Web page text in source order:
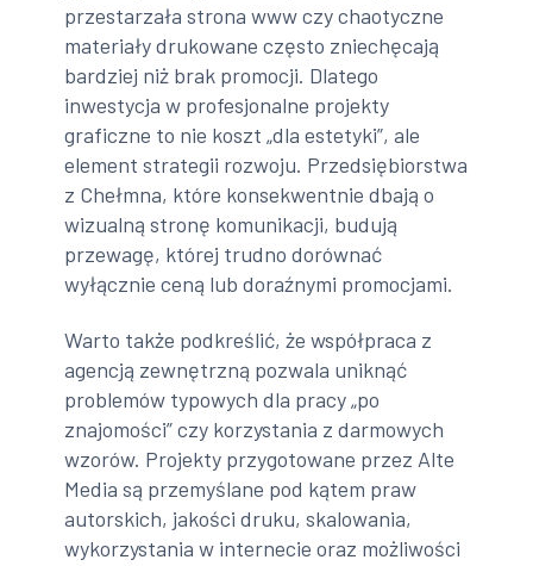
przestarzała strona www czy chaotyczne
materiały drukowane często zniechęcają
bardziej niż brak promocji. Dlatego
inwestycja w profesjonalne projekty
graficzne to nie koszt „dla estetyki”, ale
element strategii rozwoju. Przedsiębiorstwa
z Chełmna, które konsekwentnie dbają o
wizualną stronę komunikacji, budują
przewagę, której trudno dorównać
wyłącznie ceną lub doraźnymi promocjami.
Warto także podkreślić, że współpraca z
agencją zewnętrzną pozwala uniknąć
problemów typowych dla pracy „po
znajomości” czy korzystania z darmowych
wzorów. Projekty przygotowane przez Alte
Media są przemyślane pod kątem praw
autorskich, jakości druku, skalowania,
wykorzystania w internecie oraz możliwości